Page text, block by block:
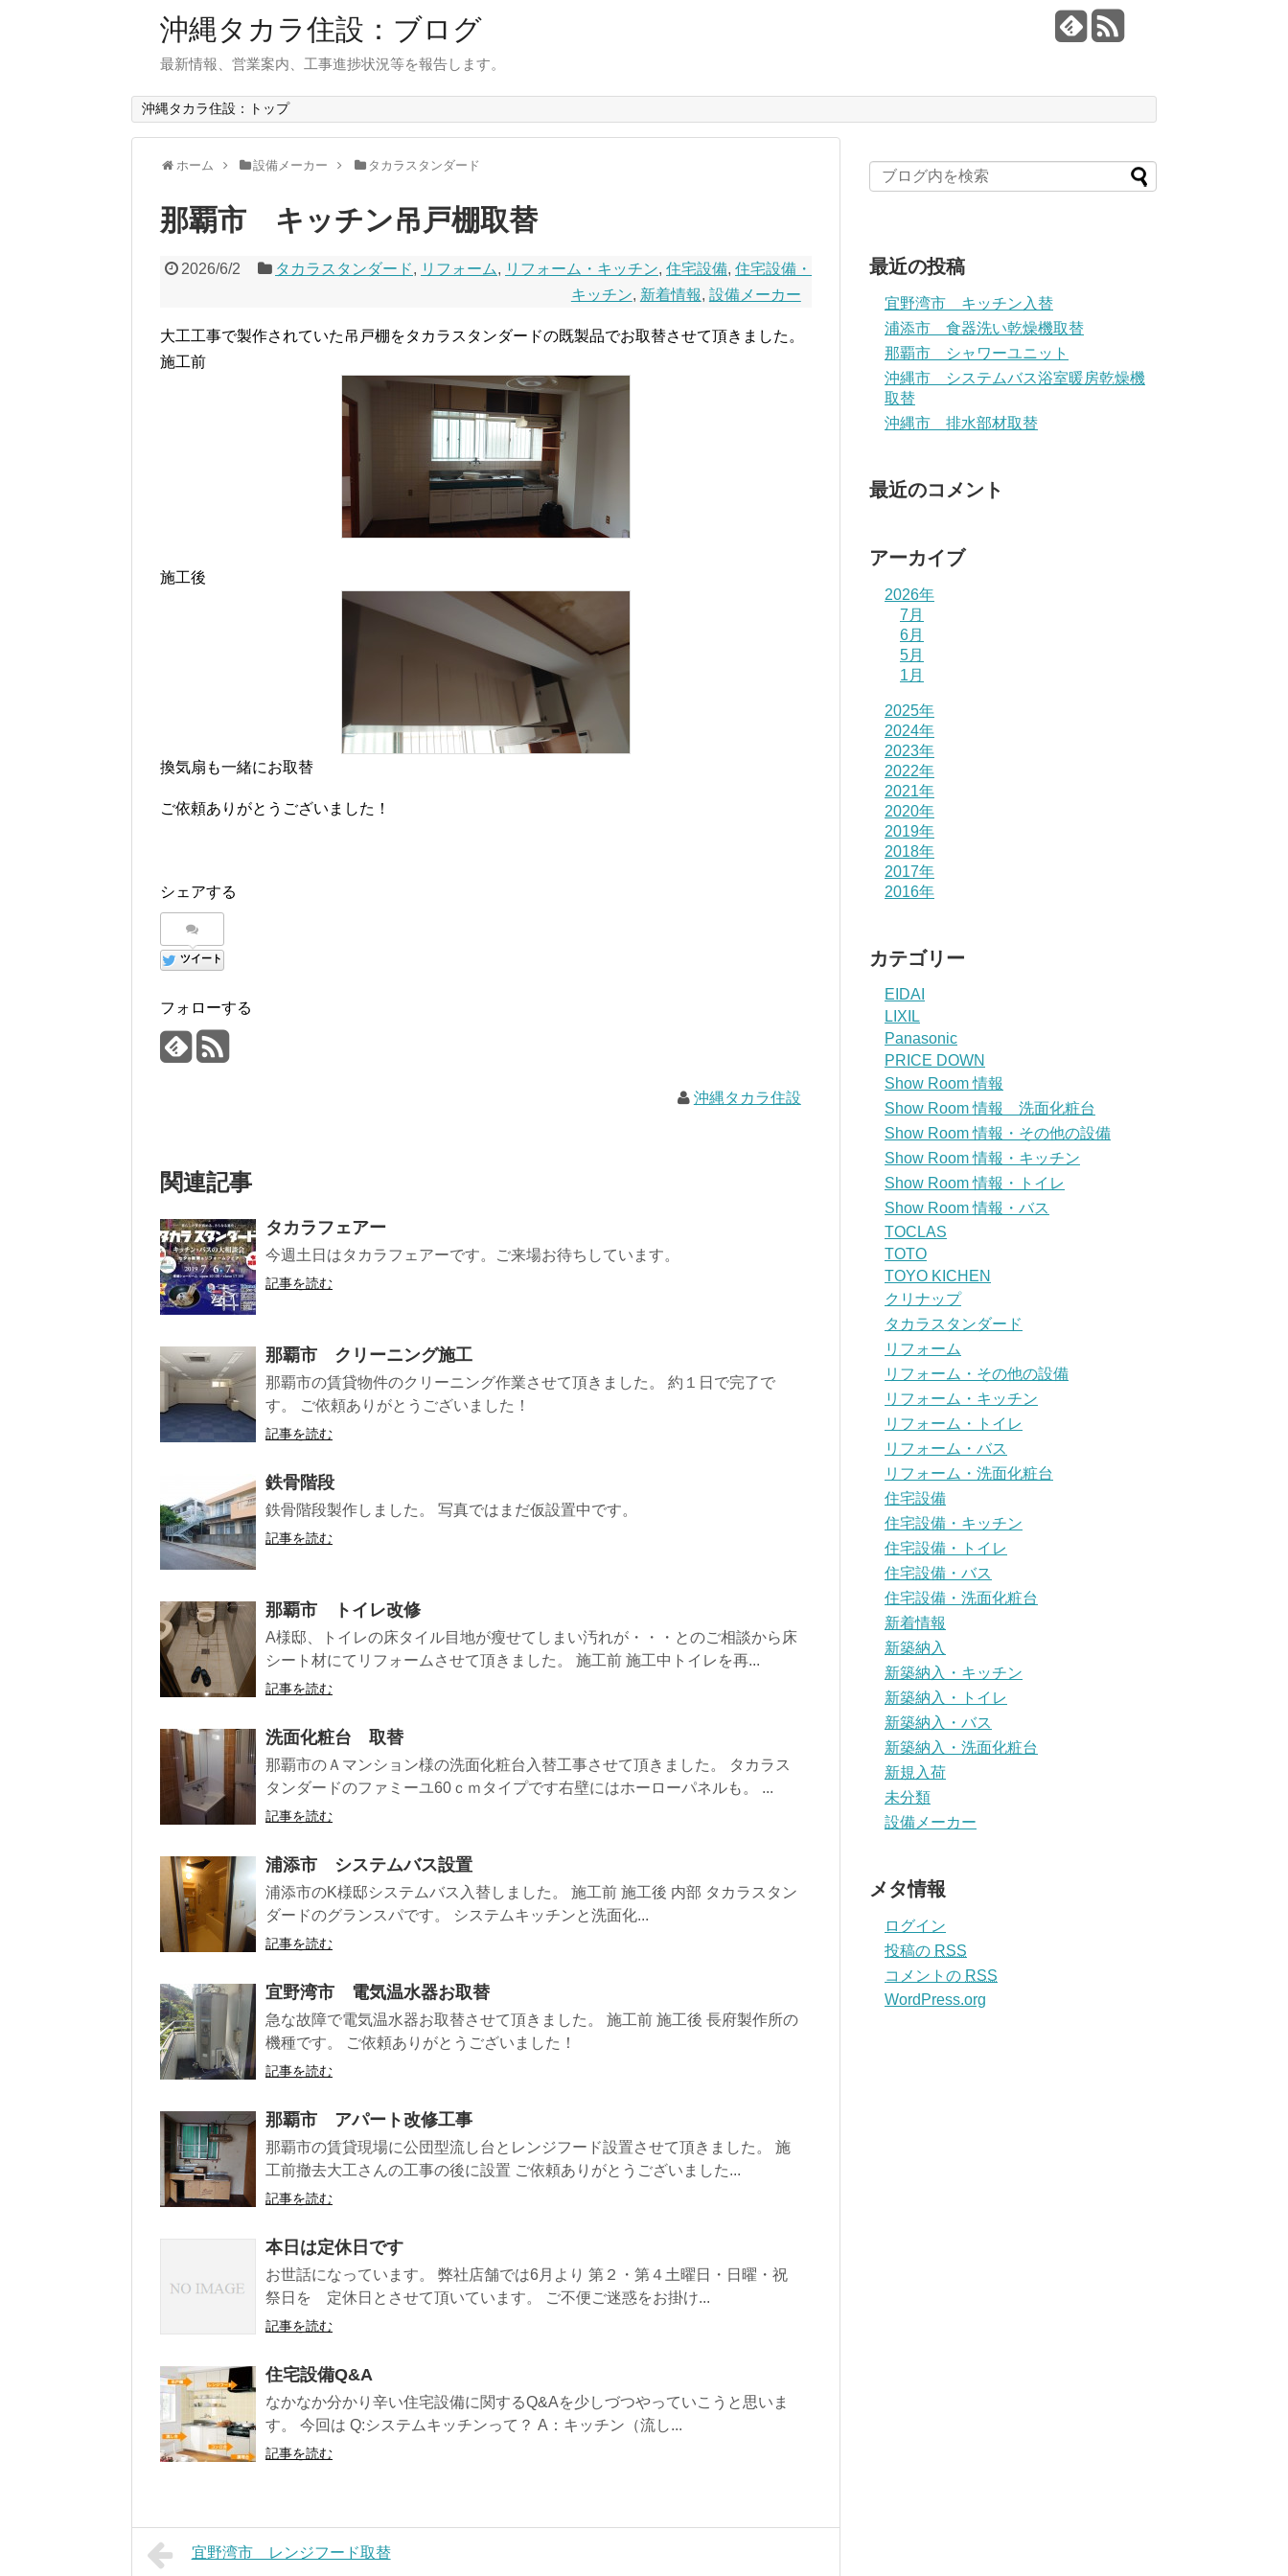
沖縄タカラ住設：ブログ
最新情報、営業案内、工事進捗状況等を報告します。
沖縄タカラ住設：トップ
ホーム 設備メーカー タカラスタンダード
那覇市 キッチン吊戸棚取替
2026/6/2 タカラスタンダード, リフォーム, リフォーム・キッチン, 住宅設備, 住宅設備・
キッチン, 新着情報, 設備メーカー
大工工事で製作されていた吊戸棚をタカラスタンダードの既製品でお取替させて頂きました。
施工前
施工後
換気扇も一緒にお取替
ご依頼ありがとうございました！
シェアする
ツイート
フォローする
沖縄タカラ住設
関連記事
タカラフェアー
今週土日はタカラフェアーです。ご来場お待ちしています。
記事を読む
那覇市 クリーニング施工
那覇市の賃貸物件のクリーニング作業させて頂きました。 約１日で完了で
す。 ご依頼ありがとうございました！
記事を読む
鉄骨階段
鉄骨階段製作しました。 写真ではまだ仮設置中です。
記事を読む
那覇市 トイレ改修
A様邸、トイレの床タイル目地が瘦せてしまい汚れが・・・とのご相談から床
シート材にてリフォームさせて頂きました。 施工前 施工中トイレを再...
記事を読む
洗面化粧台 取替
那覇市のＡマンション様の洗面化粧台入替工事させて頂きました。 タカラス
タンダードのファミーユ60ｃｍタイプです右壁にはホーローパネルも。 ...
記事を読む
浦添市 システムバス設置
浦添市のK様邸システムバス入替しました。 施工前 施工後 内部 タカラスタン
ダードのグランスパです。 システムキッチンと洗面化...
記事を読む
宜野湾市 電気温水器お取替
急な故障で電気温水器お取替させて頂きました。 施工前 施工後 長府製作所の
機種です。 ご依頼ありがとうございました！
記事を読む
那覇市 アパート改修工事
那覇市の賃貸現場に公団型流し台とレンジフード設置させて頂きました。 施
工前撤去大工さんの工事の後に設置 ご依頼ありがとうございました...
記事を読む
本日は定休日です
お世話になっています。 弊社店舗では6月より 第２・第４土曜日・日曜・祝
祭日を 定休日とさせて頂いています。 ご不便ご迷惑をお掛け...
記事を読む
住宅設備Q&A
なかなか分かり辛い住宅設備に関するQ&Aを少しづつやっていこうと思いま
す。 今回は Q:システムキッチンって？ A：キッチン（流し...
記事を読む
宜野湾市 レンジフード取替
最近の投稿
宜野湾市 キッチン入替
浦添市 食器洗い乾燥機取替
那覇市 シャワーユニット
沖縄市 システムバス浴室暖房乾燥機
取替
沖縄市 排水部材取替
最近のコメント
アーカイブ
2026年
7月
6月
5月
1月
2025年
2024年
2023年
2022年
2021年
2020年
2019年
2018年
2017年
2016年
カテゴリー
EIDAI
LIXIL
Panasonic
PRICE DOWN
Show Room 情報
Show Room 情報 洗面化粧台
Show Room 情報・その他の設備
Show Room 情報・キッチン
Show Room 情報・トイレ
Show Room 情報・バス
TOCLAS
TOTO
TOYO KICHEN
クリナップ
タカラスタンダード
リフォーム
リフォーム・その他の設備
リフォーム・キッチン
リフォーム・トイレ
リフォーム・バス
リフォーム・洗面化粧台
住宅設備
住宅設備・キッチン
住宅設備・トイレ
住宅設備・バス
住宅設備・洗面化粧台
新着情報
新築納入
新築納入・キッチン
新築納入・トイレ
新築納入・バス
新築納入・洗面化粧台
新規入荷
未分類
設備メーカー
メタ情報
ログイン
投稿の RSS
コメントの RSS
WordPress.org